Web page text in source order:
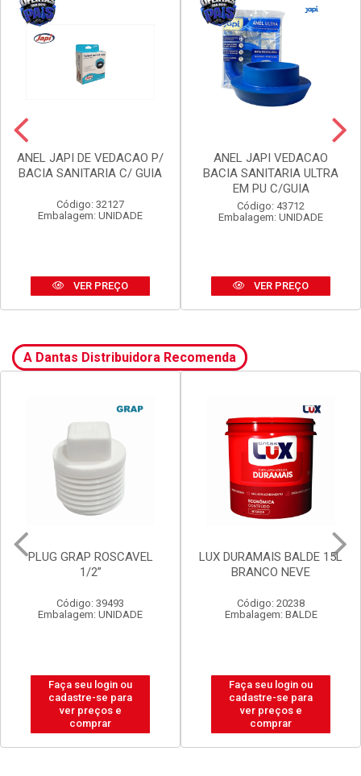
ANEL JAPI DE VEDACAO P/
BACIA SANITARIA C/ GUIA
Código: 32127
Embalagem: UNIDADE
VER PREÇO
ANEL JAPI VEDACAO
BACIA SANITARIA ULTRA
EM PU C/GUIA
Código: 43712
Embalagem: UNIDADE
VER PREÇO
A Dantas Distribuidora Recomenda
PLUG GRAP ROSCAVEL
1/2”
Código: 39493
Embalagem: UNIDADE
Faça seu login ou
cadastre-se para
ver preços e
comprar
LUX DURAMAIS BALDE 15L
BRANCO NEVE
Código: 20238
Embalagem: BALDE
Faça seu login ou
cadastre-se para
ver preços e
comprar